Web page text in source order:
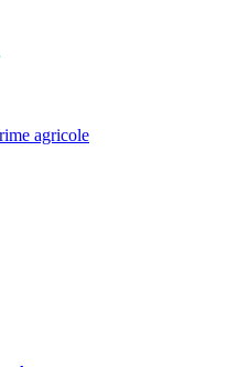
agricole